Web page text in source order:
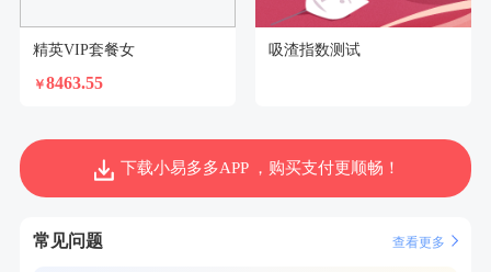
精英VIP套餐女
￥8463.55
吸渣指数测试
下载小易多多APP ，购买支付更顺畅！
常见问题 查看更多